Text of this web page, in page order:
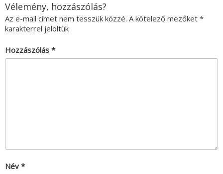
Vélemény, hozzászólás?
Az e-mail címet nem tesszük közzé. A kötelező mezőket *
karakterrel jelöltük
Hozzászólás *
Név *